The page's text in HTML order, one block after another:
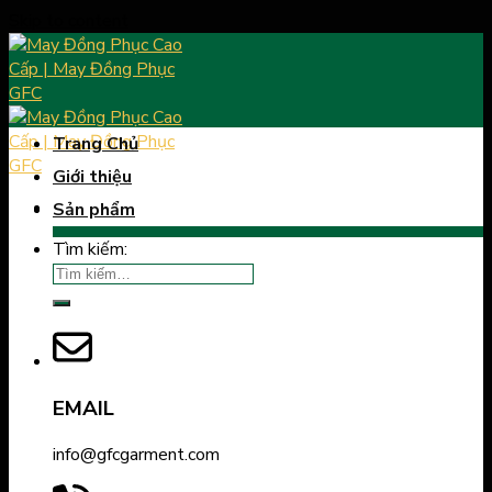
Tìm kiếm:
EMAIL
info@gfcgarment.com
Trang Chủ
Giới thiệu
Sản phẩm